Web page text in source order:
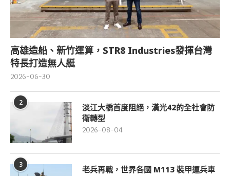
高雄造船、新竹運算，STR8 Industries發揮台灣
特長打造無人艇
2026-06-30
2
淡江大橋首度阻絕，漢光42的全社會防
衛轉型
2026-08-04
3
老兵再戰，世界各國 M113 裝甲運兵車